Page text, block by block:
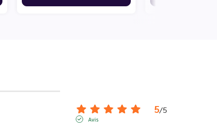
5/5
Avis